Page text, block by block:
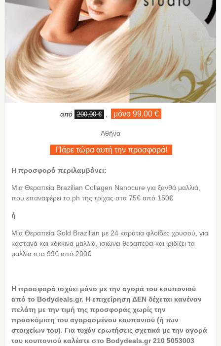
από 200,00 € μόνο 99,00 €
Αθήνα
Πάρε τώρα αυτή την προσφορά!
Η προσφορά περιλαμβάνει:
Μια Θεραπεία Brazilian Collagen Nanocure για ξανθά μαλλιά,
που επαναφέρει το ph της τρίχας στα 75€ από 150€
ή
Μία Θεραπεία Gold Brazilian με 24 καράτια φλοίδες χρυσού, για
καστανά και κόκκινα μαλλιά, ισιώνει θεραπεύει και ιριδίζει τα
μαλλία στα 99€ από 200€
Η προσφορά ισχύει μόνο με την αγορά του κουπονιού
από το Bodydeals.gr. Η επιχείρηση ΔΕΝ δέχεται κανέναν
πελάτη με την τιμή της προσφοράς χωρίς την
προσκόμιση του αγορασμένου κουπονιού (ή των
στοιχείων του). Για τυχόν ερωτήσεις σχετικά με την αγορά
του κουπονιού καλέστε στο Bodydeals.gr 210 5053003